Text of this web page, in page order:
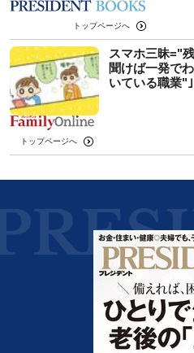
トップページへ
スマホ三昧="
聞けば一発で
いている職業"｣
トップページへ